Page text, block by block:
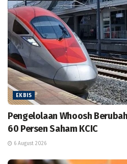
EKBIS
Pengelolaan Whoosh
60 Persen Saham KCIC
6 August 2026